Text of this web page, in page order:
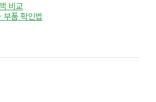
비교
부품 확인법